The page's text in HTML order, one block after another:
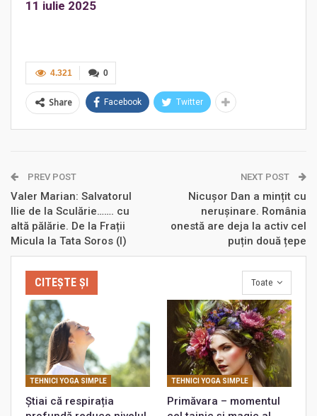
11 iulie 2025
0
4.321
Share Facebook Twitter
PREV POST
Valer Marian: Salvatorul
Ilie de la Sculărie……. cu
altă pălărie. De la Frații
Micula la Tata Soros (I)
NEXT POST
Nicușor Dan a mințit cu
nerușinare. România
onestă are deja la activ cel
puțin două țepe
Toate
CITEȘTE ȘI
TEHNICI YOGA SIMPLE
Știai că respirația
TEHNICI YOGA SIMPLE
Primăvara – momentul